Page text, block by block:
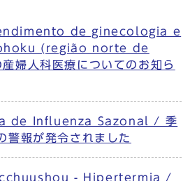
de ginecologia e
(região norte de
婦人科医療についてのお知ら
de Influenza Sazonal / 季
警報が発令されました
- Hipertermia /